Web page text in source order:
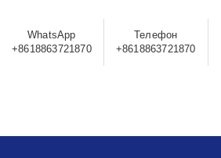
WhatsApp
+8618863721870
Телефон
+8618863721870